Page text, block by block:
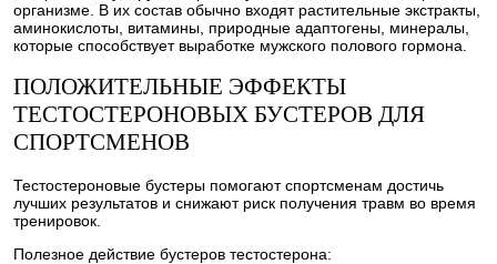
организме. В их состав обычно входят растительные экстракты,
аминокислоты, витамины, природные адаптогены, минералы,
которые способствует выработке мужского полового гормона.
ПОЛОЖИТЕЛЬНЫЕ ЭФФЕКТЫ
ТЕСТОСТЕРОНОВЫХ БУСТЕРОВ ДЛЯ
СПОРТСМЕНОВ
Тестостероновые бустеры помогают спортсменам достичь
лучших результатов и снижают риск получения травм во время
тренировок.
Полезное действие бустеров тестостерона: